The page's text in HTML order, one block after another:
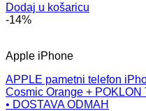
Dodaj u košaricu
-14%
Apple iPhone
APPLE pametni telefon
Cosmic Orange +
• DOSTAVA ODMAH